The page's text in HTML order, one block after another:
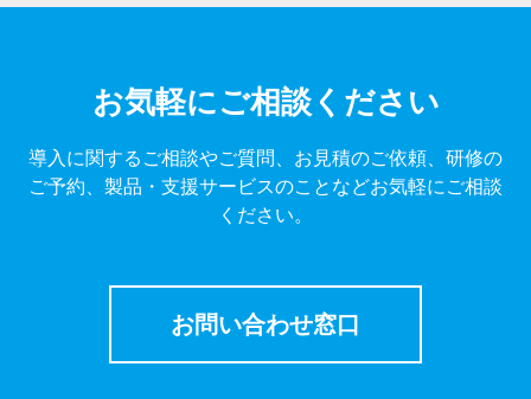
お気軽にご相談ください
導入に関するご相談やご質問、お見積のご依頼、研修の
ご予約、製品・支援サービスのことなどお気軽にご相談
ください。
お問い合わせ窓口